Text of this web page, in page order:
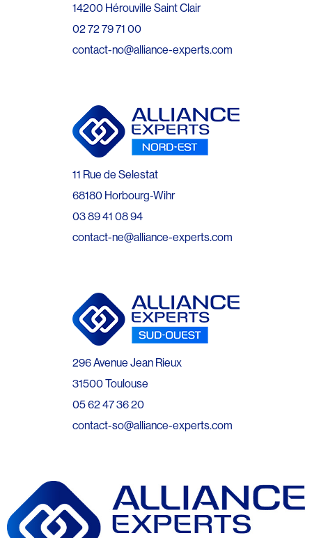
14200 Hérouville Saint Clair
02 72 79 71 00
contact-no@alliance-experts.com
11 Rue de Selestat
68180 Horbourg-Wihr
03 89 41 08 94
contact-ne@alliance-experts.com
296 Avenue Jean Rieux
31500 Toulouse
05 62 47 36 20
contact-so@alliance-experts.com